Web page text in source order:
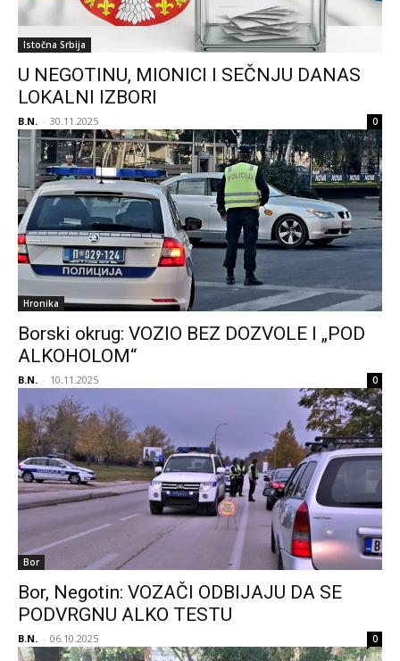
Istočna Srbija
U NEGOTINU, MIONICI I SEČNJU DANAS
LOKALNI IZBORI
B.N. - 30.11.2025 0
Hronika
Borski okrug: VOZIO BEZ DOZVOLE I „POD
ALKOHOLOM“
B.N. - 10.11.2025 0
Bor
Bor, Negotin: VOZAČI ODBIJAJU DA SE
PODVRGNU ALKO TESTU
B.N. - 06.10.2025 0